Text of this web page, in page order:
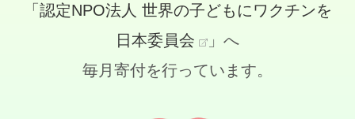
「認定NPO法人 世界の子どもにワクチンを
日本委員会
」へ
毎月寄付を行っています。